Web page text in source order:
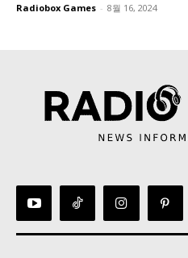
Radiobox Games - 8월 16, 2024